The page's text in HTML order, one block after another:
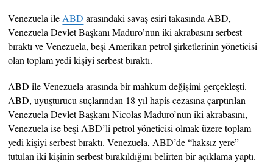
Venezuela ileABD arasındaki savaş esiri takasında ABD,
Venezuela Devlet Başkanı Maduro’nun iki akrabasını serbest
bıraktı ve Venezuela, beşi Amerikan petrol şirketlerinin yöneticisi
olan toplam yedi kişiyi serbest bıraktı.
ABD ile Venezuela arasında bir mahkum değişimi gerçekleşti.
ABD, uyuşturucu suçlarından 18 yıl hapis cezasına çarptırılan
Venezuela Devlet Başkanı Nicolas Maduro’nun iki akrabasını,
Venezuela ise beşi ABD’li petrol yöneticisi olmak üzere toplam
yedi kişiyi serbest bıraktı. Venezuela, ABD’de “haksız yere”
tutulan iki kişinin serbest bırakıldığını belirten bir açıklama yaptı.